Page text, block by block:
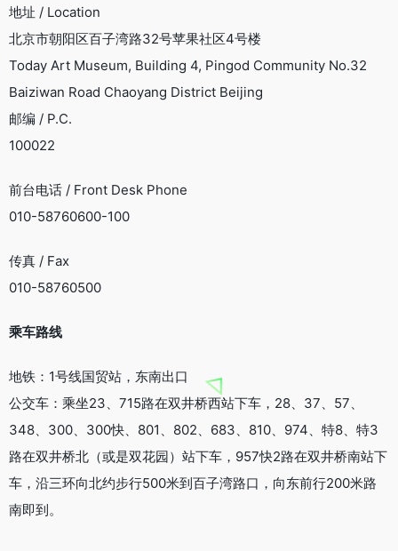
地址 / Location
北京市朝阳区百子湾路32号苹果社区4号楼
Today Art Museum, Building 4, Pingod Community No.32
Baiziwan Road Chaoyang District Beijing
邮编 / P.C.
100022
前台电话 / Front Desk Phone
010-58760600-100
传真 / Fax
010-58760500
乘车路线
地铁：1号线国贸站，东南出口
公交车：乘坐23、715路在双井桥西站下车，28、37、57、
348、300、300快、801、802、683、810、974、特8、特3
路在双井桥北（或是双花园）站下车，957快2路在双井桥南站下
车，沿三环向北约步行500米到百子湾路口，向东前行200米路
南即到。